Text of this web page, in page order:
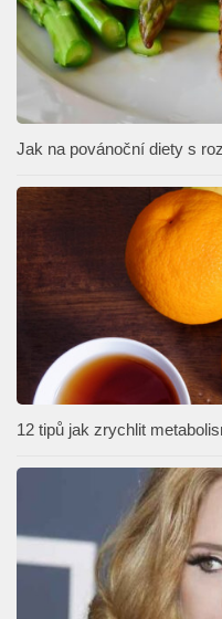
Jak na povánoční diety s
12 tipů jak zrychlit